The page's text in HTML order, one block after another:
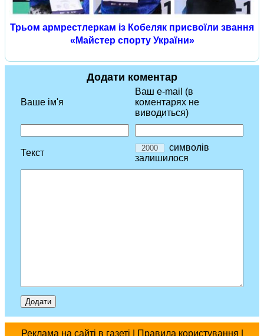
Трьом армрестлеркам із Кобеляк присвоїли звання
«Майстер спорту України»
Додати коментар
Ваше ім'я
Ваш e-mail (в
коментарях не
виводиться)
Текст
символів
залишилося
Реклама на сайті в газеті Правила користування